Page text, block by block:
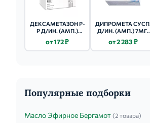
ДЕКСАМЕТАЗОН Р-
Р Д/ИН. (АМП.)
1МЛ 10 ШТ.
от 172 ₽
ДИПРОМЕТА СУСП.
Д/ИН. (АМП.) 7МГ/
от 2 283 ₽
Популярные подборки
Масло Эфирное Бергамот (2 товара)